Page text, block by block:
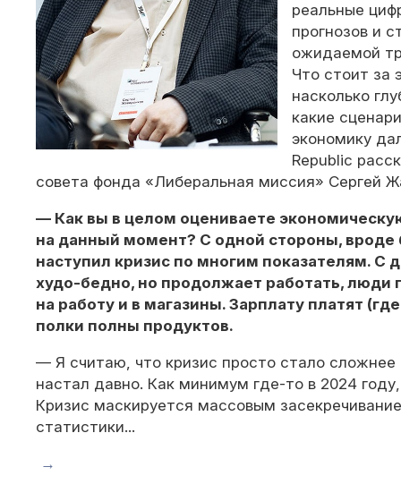
реальные
прогнозов и
ожидаемой
Что стоит за
насколько
какие
экономику
Republic
совета фонда «Либеральная миссия» Сергей
— Как вы в целом оцениваете
на данный момент? С одной стороны, вроде
наступил кризис по многим показателям. С
худо-бедно, но продолжает работать, люди
на работу и в магазины. Зарплату платят
полки полны продуктов.
— Я считаю, что кризис просто стало сложнее
настал давно. Как минимум где-то в 2024
Кризис маскируется массовым
статистики...
→